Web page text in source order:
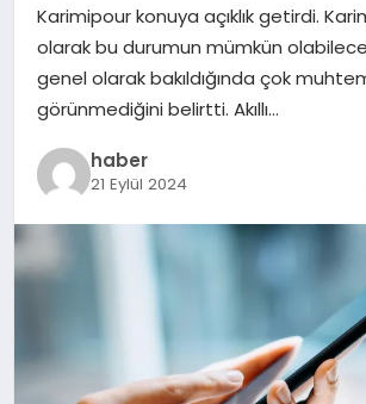
Karimipour konuya açıklık getirdi.
olarak bu durumun mümkün
genel olarak bakıldığında çok
görünmediğini belirtti. Akıllı…
haber
21 Eylül 2024